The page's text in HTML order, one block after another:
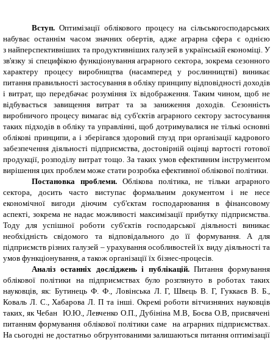
Вступ. Оптимізації облікового процесу на сільськогосподарських
набуває останнім часом значних обертів, адже аграрна сфера є однією
з найперспективніших та продуктивніших галузей в українській економіці. У
зв'язку зі специфікою функціонування аграрного сектора, зокрема сезонного
характеру процесу виробництва (насамперед у рослинництві) виникає
питання правильності застосування в обліку принципу відповідності доходів
і витрат, що передбачає розуміння їх відображення. Таким чином, щоб не
відбувається завищення витрат та за заниження доходів. Сезонність
виробничого процесу вимагає від суб'єктів аграрного сектору застосування
таких підходів в обліку та управлінні, щоб дотримувалися не тількі основні
облікові принципи, а і зберігався здоровий глузд при організації кадрового
забезпечення діяльності підприємства, достовірній оцінці вартості готової
продукції, розподілу витрат тощо. За таких умов ефективним інструментом
вирішення цих проблем може стати розробка ефективної облікової політики.
Постановка проблеми. Облікова політика, не тільки аграрного
сектора, досить часто виступає формальним документом і не несе
економічної вигоди діючим суб'єктам господарювання в фінансовому
аспекті, зокрема не надає можливості максимізації прибутку підприємства.
Тоду для успішної роботи суб'єктів господарської діяльності виникає
необхідність свідомого та відповідального до її формування. А для
підприємств різних галузей – урахування особливостей їх виду діяльності та
умов функціонування, а також організації їх бізнес-процесів.
Аналіз останніх досліджень і публікацій.Питання формування
облікової політики на підприємствах було розглянуто в роботах таких
науковців, як: Бутинець Ф. Ф., Ловінська Л. Г, Швець В. Г, Гуккаєв В. Б.,
Коваль Л. С., Хабарова Л. П та інші. Окремі роботи вітчизняних науковців
таких, як Чебан Ю.Ю., Левченко О.П., Дубініна М.В, Боєва О.В, присвячені
питанням формування облікової політики саме на аграрних підприємствах.
На сьогодні не достатньо обгрунтованими залишаються питання оптимізації